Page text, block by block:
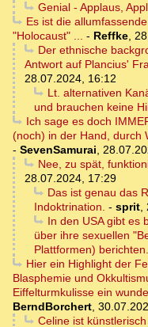
Genial - Applaus,
Es ist die
"Holocaust" ... - Reffke,
Der ethnische
Antwort auf Plancius'
28.07.2024, 16:12
Lt. alternativen
und brauchen keine
Ich sage es doch
(noch) in der Hand, durch
- SevenSamurai,
Nee, zu spät,
28.07.2024, 17:29
Das ist genau das
Indoktrination. - sprit,
In den USA gibt es
über ihre sexuellen
Plattformen) berichten.
Hier ein Highlight der
Blasphemie und
Eiffelturmkulisse ein
BerndBorchert,
Celine ist